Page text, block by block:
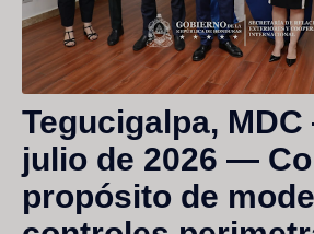
Tegucigalpa,
julio de 2026 —
propósito de